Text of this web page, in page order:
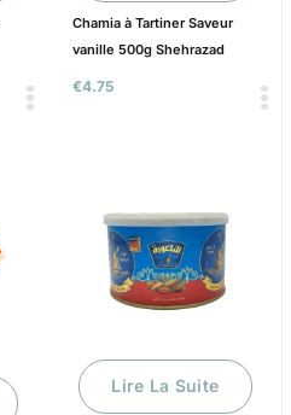
€4.75
Chamia à Tartiner Saveur
vanille 500g Shehrazad
Lire La Suite